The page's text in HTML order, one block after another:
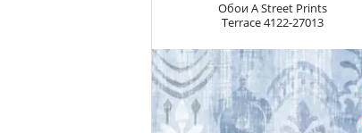
ОбоиA Street Prints
Terrace4122-27013